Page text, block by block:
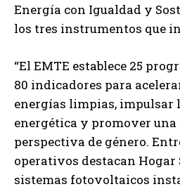
Energía con Igualdad y
los tres instrumentos que
“El EMTE establece 25
80 indicadores para
energías limpias, impulsar
energética y promover
perspectiva de género.
operativos destacan Hogar
sistemas fotovoltaicos